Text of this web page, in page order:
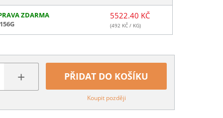
ZDARMA
5522.40 KČ
(492 KČ / KG)
+ PŘIDAT DO KOŠÍKU
Koupit později